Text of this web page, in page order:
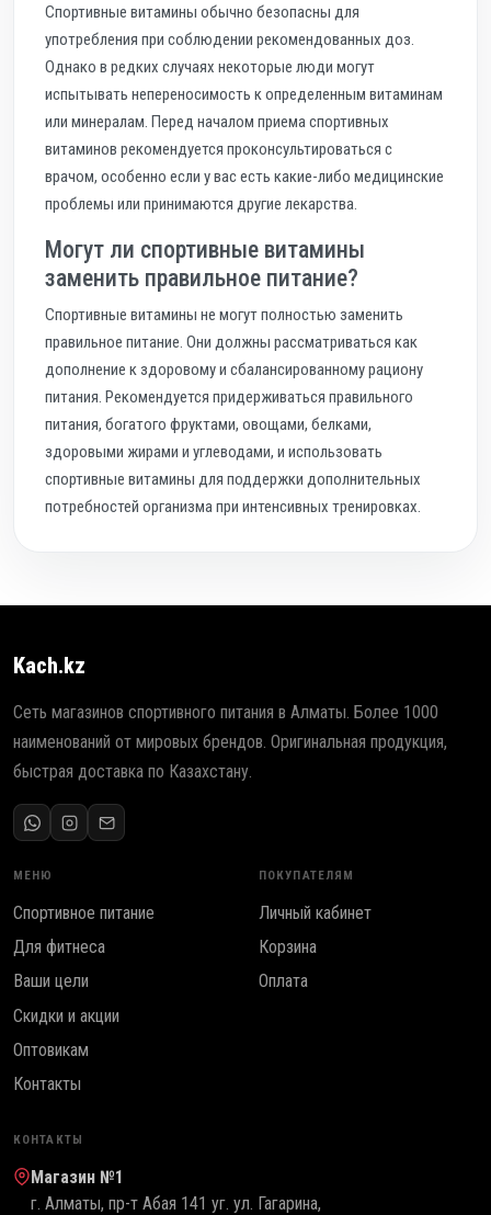
Спортивные витамины обычно безопасны для
употребления при соблюдении рекомендованных доз.
Однако в редких случаях некоторые люди могут
испытывать непереносимость к определенным витаминам
или минералам. Перед началом приема спортивных
витаминов рекомендуется проконсультироваться с
врачом, особенно если у вас есть какие-либо медицинские
проблемы или принимаются другие лекарства.
Могут ли спортивные витамины
заменить правильное питание?
Спортивные витамины не могут полностью заменить
правильное питание. Они должны рассматриваться как
дополнение к здоровому и сбалансированному рациону
питания. Рекомендуется придерживаться правильного
питания, богатого фруктами, овощами, белками,
здоровыми жирами и углеводами, и использовать
спортивные витамины для поддержки дополнительных
потребностей организма при интенсивных тренировках.
Kach.kz
Сеть магазинов спортивного питания в Алматы. Более 1000
наименований от мировых брендов. Оригинальная продукция,
быстрая доставка по Казахстану.
МЕНЮ
Спортивное питание
Для фитнеса
Ваши цели
Скидки и акции
Оптовикам
Контакты
ПОКУПАТЕЛЯМ
Личный кабинет
Корзина
Оплата
КОНТАКТЫ
Магазин №1
г. Алматы, пр-т Абая 141 уг. ул. Гагарина,